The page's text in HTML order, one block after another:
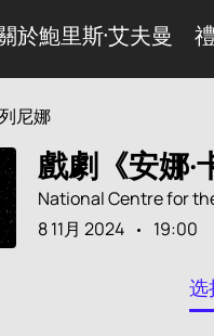
於鮑里斯·艾夫曼
尼娜
戲劇《安娜·
National Centre for
8 11月 2024
19:00
选